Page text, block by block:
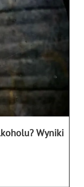
Wyniki